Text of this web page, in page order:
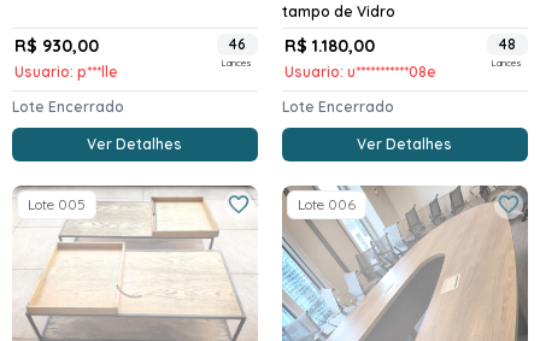
R$ 930,00
Usuario: p***lle
46
Lances
Lote Encerrado
Ver Detalhes
tampo de Vidro
R$ 1.180,00
Usuario: u***********08e
48
Lances
Lote Encerrado
Ver Detalhes
Lote 005 Lote 006